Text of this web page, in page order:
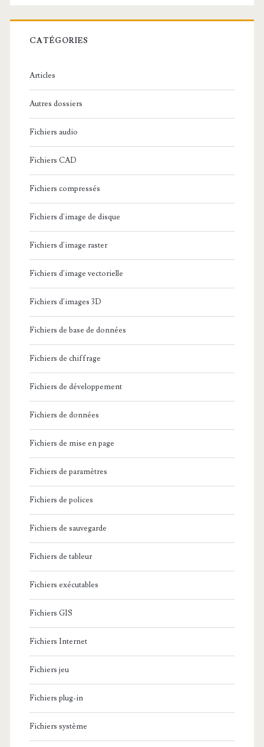
r
c
:
CATÉGORIES
Articles
Autres dossiers
Fichiers audio
Fichiers CAD
Fichiers compressés
Fichiers d'image de disque
Fichiers d'image raster
Fichiers d'image vectorielle
Fichiers d'images 3D
Fichiers de base de données
Fichiers de chiffrage
Fichiers de développement
Fichiers de données
Fichiers de mise en page
Fichiers de paramètres
Fichiers de polices
Fichiers de sauvegarde
Fichiers de tableur
Fichiers exécutables
Fichiers GIS
Fichiers Internet
Fichiers jeu
Fichiers plug-in
Fichiers système